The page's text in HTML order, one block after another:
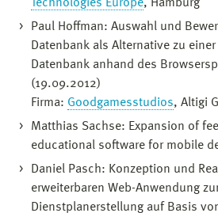
Technologies Europe, Hamburg
Paul Hoffman: Auswahl und
Datenbank als Alternative zu
Datenbank anhand des
(19.09.2012)
Firma: Goodgamesstudios, Altigi
Matthias Sachse: Expansion of
educational software for mobile
Daniel Pasch: Konzeption und
erweiterbaren Web-Anwendung
Dienstplanerstellung auf Basis von